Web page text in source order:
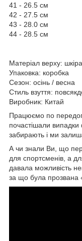
41 - 26.5 см
42 - 27.5 см
43 - 28.0 см
44 - 28.5 см
Матеріал верху:
Упаковка: коробка
Сезон: осінь / весна
Стиль взуття:
Виробник: Китай
Працюємо по
почастішали
забирають і ми
А чи знали Ви, що
для спортсменів, а для
давала можливість
за що була прозвана